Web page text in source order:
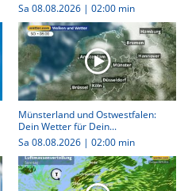
Sa 08.08.2026 | 02:00 min
Münsterland und Ostwestfalen:
Dein Wetter für Dein...
Sa 08.08.2026 | 02:00 min